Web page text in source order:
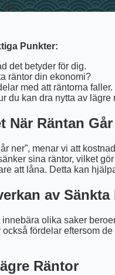
Ner
Punkter:
det betyder för dig.
räntor din ekonomi?
med att räntorna faller.
du kan dra nytta av lägre
När Räntan
ner”, menar vi att
sina räntor, vilket
att låna. Detta kan
av Sänkta
olika saker
fördelar eftersom
Räntor